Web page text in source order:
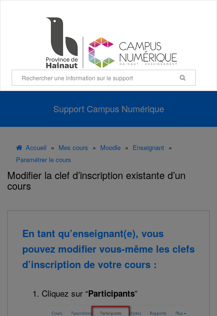
Support Campus Numérique
Accueil » Mes cours » Moodle » Enseignant »
Paramétrer le cours
Modifier la clef d’inscription existante d’un
cours
En tant qu’enseignant(e), vous
pouvez modifier vous-même les clefs
d’inscription de votre cours :
Cliquez sur “Participants”